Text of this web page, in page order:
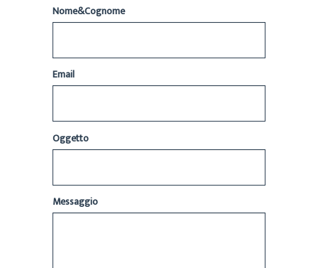
Nome&Cognome
Email
Oggetto
Messaggio